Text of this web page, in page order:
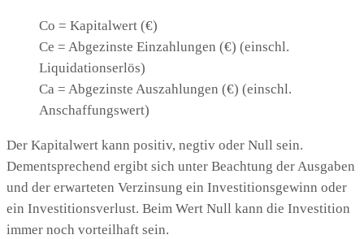
Co = Kapitalwert (€)
Ce = Abgezinste Einzahlungen (€) (einschl.
Liquidationserlös)
Ca = Abgezinste Auszahlungen (€) (einschl.
Anschaffungswert)
Der Kapitalwert kann positiv, negtiv oder Null sein.
Dementsprechend ergibt sich unter Beachtung der Ausgaben
und der erwarteten Verzinsung ein Investitionsgewinn oder
ein Investitionsverlust. Beim Wert Null kann die Investition
immer noch vorteilhaft sein.